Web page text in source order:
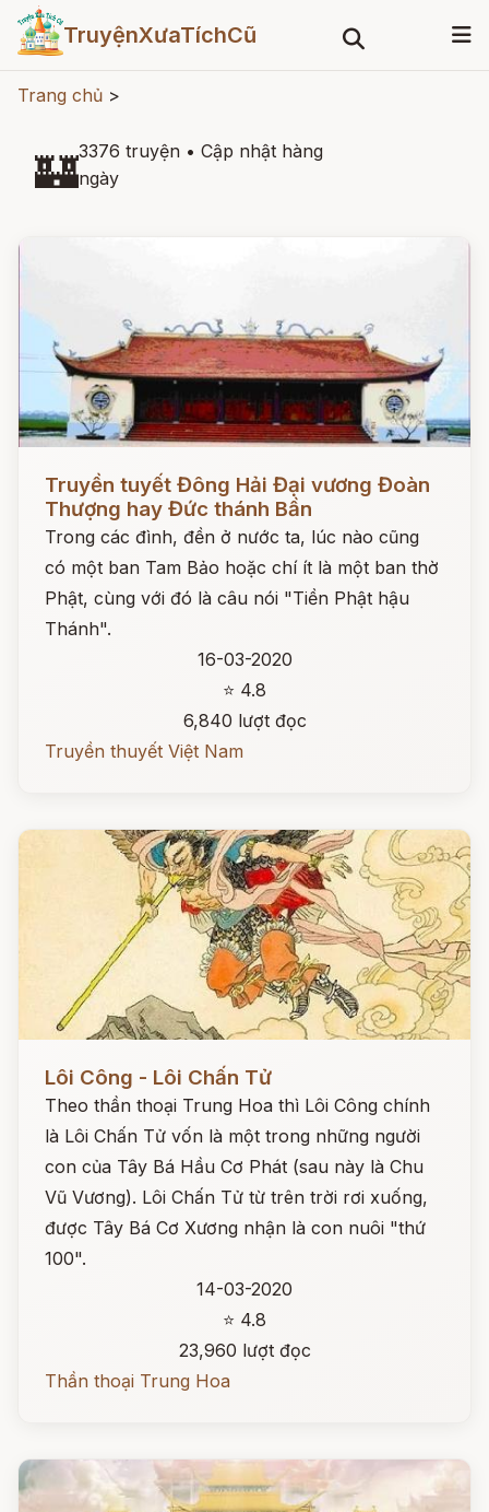
TruyệnXưaTíchCũ
Trang chủ >
🏰3376 truyện • Cập nhật hàng
ngày
Đọc ngay
Truyền tuyết Đông Hải Đại vương Đoàn
Thượng hay Đức thánh Bần
Trong các đình, đền ở nước ta, lúc nào cũng
có một ban Tam Bảo hoặc chí ít là một ban thờ
Phật, cùng với đó là câu nói "Tiền Phật hậu
Thánh".
16-03-2020
⭐ 4.8
6,840 lượt đọc
Truyền thuyết Việt Nam
Lôi Công - Lôi Chấn Tử
Theo thần thoại Trung Hoa thì Lôi Công chính
là Lôi Chấn Tử vốn là một trong những người
con của Tây Bá Hầu Cơ Phát (sau này là Chu
Vũ Vương). Lôi Chấn Tử từ trên trời rơi xuống,
được Tây Bá Cơ Xương nhận là con nuôi "thứ
100".
14-03-2020
⭐ 4.8
23,960 lượt đọc
Thần thoại Trung Hoa